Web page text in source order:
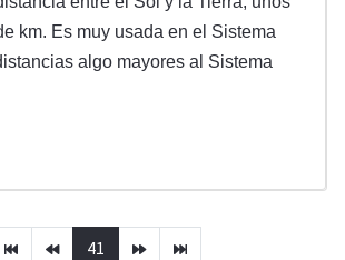
km. Es muy usada en el Sistema
algo mayores al Sistema
41